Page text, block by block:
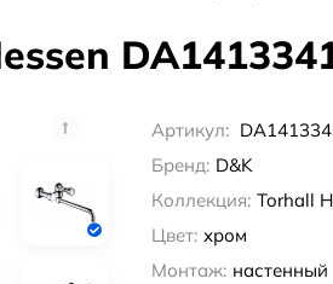
Артикул:
Бренд: D&K
Коллекция: Torhall
Цвет: хром
Монтаж: настенный